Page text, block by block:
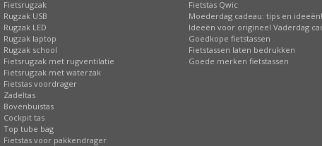
Fietsrugzak
Rugzak USB
Rugzak LED
Rugzak laptop
Rugzak school
Fietsrugzak met rugventilatie
Fietsrugzak met waterzak
Fietstas voordrager
Zadeltas
Bovenbuistas
Cockpit tas
Top tube bag
Fietstas voor pakkendrager
Fietstas Qwic
Moederdag cadeau: tips en ideeën!
Ideeën voor origineel Vaderdag
Goedkope fietstassen
Fietstassen laten bedrukken
Goede merken fietstassen